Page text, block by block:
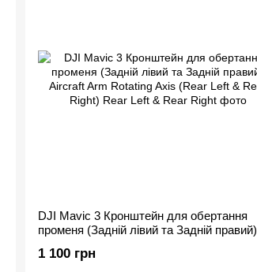
DJI Mavic 3 Кронштейн для обертання
променя (Задній лівий та Задній правий)
Right)
1 100 грн